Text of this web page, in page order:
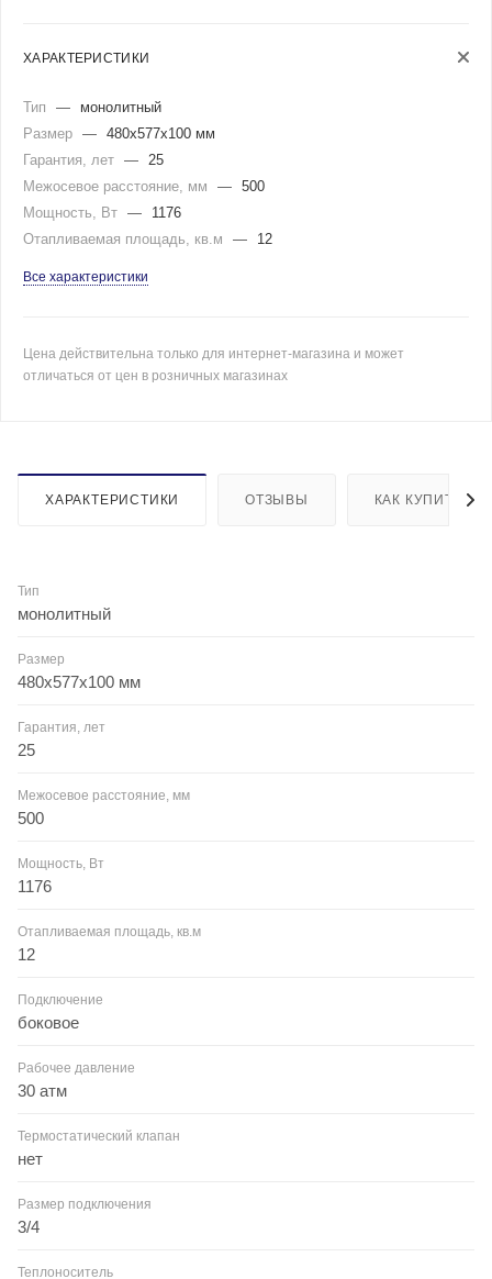
ХАРАКТЕРИСТИКИ
Тип —
монолитный
Размер — 480x577x100 мм
Гарантия, лет —
25
Межосевое расстояние, мм
— 500
Мощность, Вт —
1176
Отапливаемая площадь, кв.м
— 12
Все характеристики
Цена действительна только для интернет-магазина и может
отличаться от цен в розничных магазинах
ХАРАКТЕРИСТИКИ ОТЗЫВЫ КАК КУПИТЬ
Тип
монолитный
Размер
480x577x100 мм
Гарантия, лет
25
Межосевое расстояние, мм
500
Мощность, Вт
1176
Отапливаемая площадь, кв.м
12
Подключение
боковое
Рабочее давление
30 атм
Термостатический клапан
нет
Размер подключения
3/4
Теплоноситель